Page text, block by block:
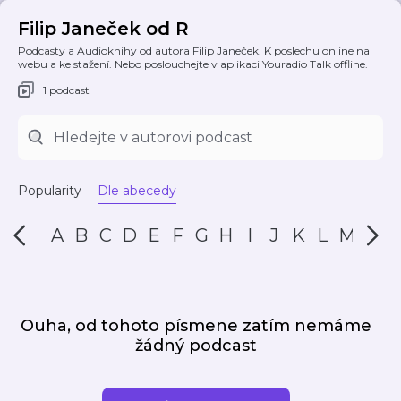
Filip Janeček od R
Podcasty a Audioknihy od autora Filip Janeček. K poslechu online na
webu a ke stažení. Nebo poslouchejte v aplikaci Youradio Talk offline.
1 podcast
Popularity Dle abecedy
A B C D E F G H I J K L M N
Ouha, od tohoto písmene zatím nemáme
žádný podcast